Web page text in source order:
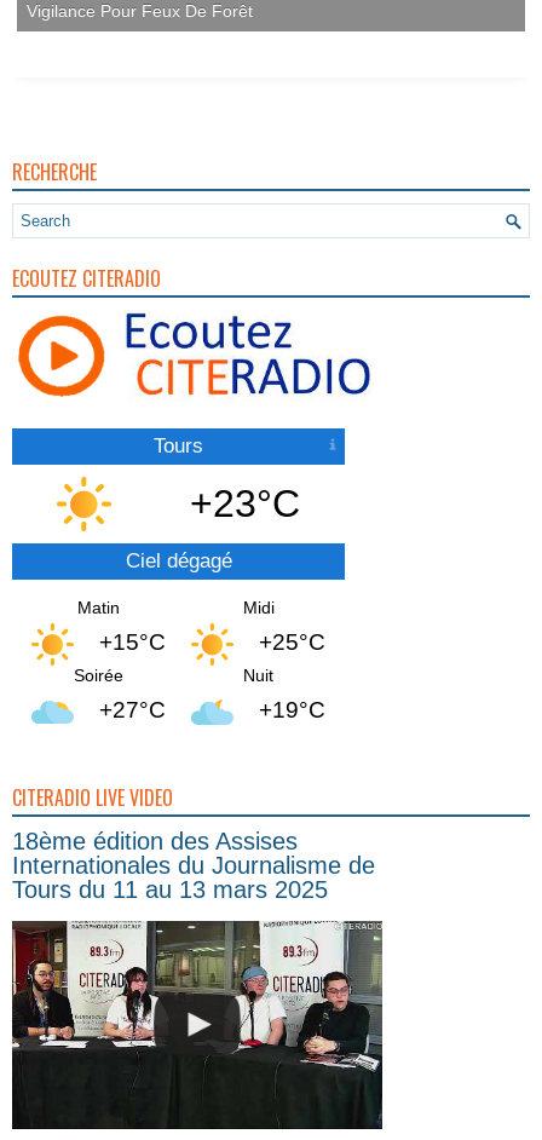
Vigilance Pour Feux De Forêt
RECHERCHE
ECOUTEZ CITERADIO
Tours
+23°C
Ciel dégagé
Matin
+15°C
Midi
+25°C
Soirée
+27°C
Nuit
+19°C
CITERADIO LIVE VIDEO
18ème édition des Assises
Internationales du Journalisme de
Tours du 11 au 13 mars 2025